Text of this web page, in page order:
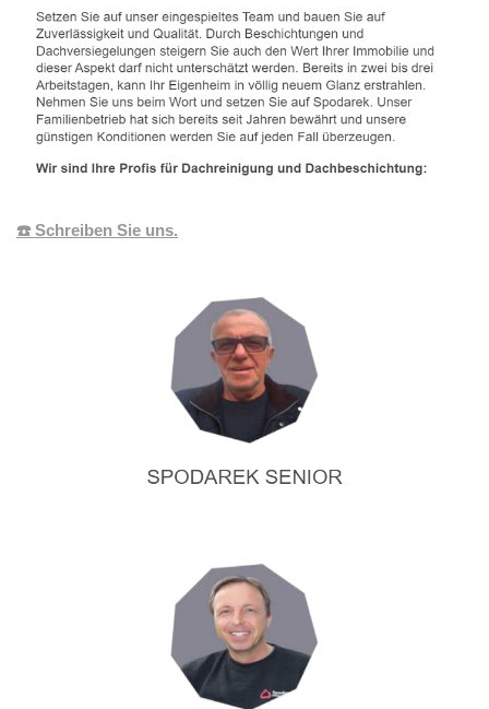
☎️ Schreiben Sie uns.